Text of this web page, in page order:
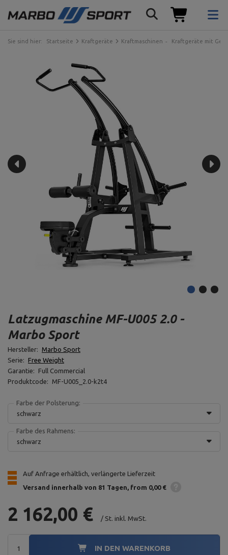
Sie sind hier: Startseite Kraftgeräte Kraftmaschinen Kraftgeräte mit
Latzugmaschine MF-U005 2.0 -
Marbo Sport
Hersteller: Marbo Sport
Serie: Free Weight
Garantie:
Full Commercial
Produktcode:
MF-U005_2.0-k2t4
Farbe der Polsterung:
schwarz
Farbe des Rahmens:
schwarz
Auf Anfrage erhältlich, verlängerte Lieferzeit
Versand innerhalb von 81 Tagen from 0,00 €
2 162,00 € / St. inkl. MwSt.
IN DEN WARENKORB